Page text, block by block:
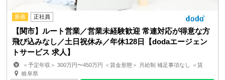
新着 正社員
【関市】ルート営業／営業未経験歓迎 常連対応が得意な方
飛び込みなし／土日祝休み／年休128日【dodaエージェン
トサービス 求人】
＜予定年収＞ 300万円〜450万円 ＜賃金形態＞ 月給制 補足事項なし ＜賃
金内訳＞ 月額（基本給）：176,200円〜215,800円 ...
岐阜県